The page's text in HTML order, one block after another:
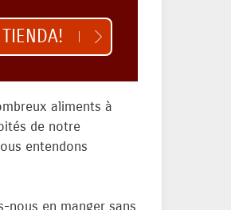
aliments à
de notre
entendons